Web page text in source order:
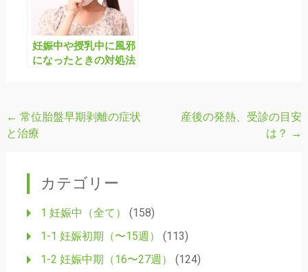
妊娠中や授乳中に風邪
になったときの対処法
投
稿
← 常位胎盤早期剥離の症状
と治療
産後の発熱、受診の目安
は？ →
カテゴリー
1 妊娠中（全て）
(158)
1-1 妊娠初期（〜15週）
(113)
1-2 妊娠中期（16〜27週）
(124)